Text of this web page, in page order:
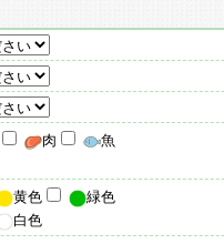
肉
魚
黄色
緑色
白色